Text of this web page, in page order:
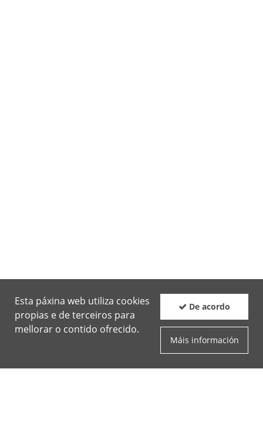
Esta páxina web utiliza cookies
propias e de terceiros para
mellorar o contido ofrecido.
De acordo
Máis información